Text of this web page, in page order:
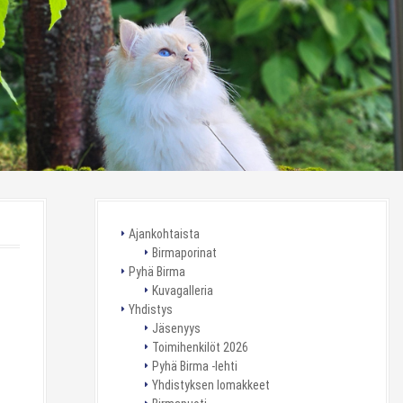
Ajankohtaista
Birmaporinat
Pyhä Birma
Kuvagalleria
Yhdistys
Jäsenyys
Toimihenkilöt 2026
Pyhä Birma -lehti
Yhdistyksen lomakkeet